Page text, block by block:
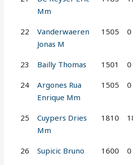
Mm
22
Vanderwaeren
Jonas M
1505 0
23 Bailly Thomas 1501 0
24
Argones Rua
Enrique Mm
1505 0
25
Cuypers Dries
Mm
1810
26 Supicic Bruno 1600 0